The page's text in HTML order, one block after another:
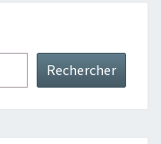
Rechercher